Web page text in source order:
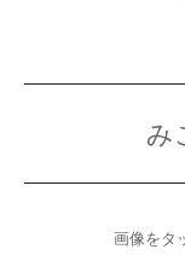
み
画像をタ